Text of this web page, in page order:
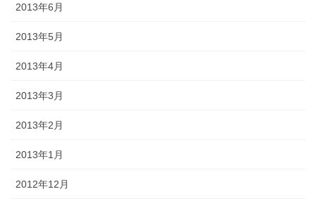
2013年6月
2013年5月
2013年4月
2013年3月
2013年2月
2013年1月
2012年12月